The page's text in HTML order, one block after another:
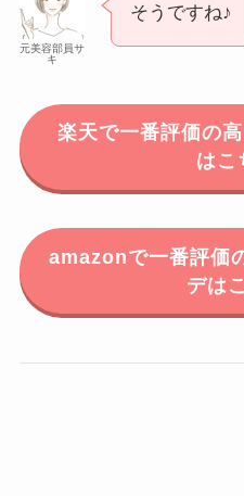
元美容部員サ
キ
そうですね♪
楽天で一番評価の
はこ
amazonで一番評価
デは